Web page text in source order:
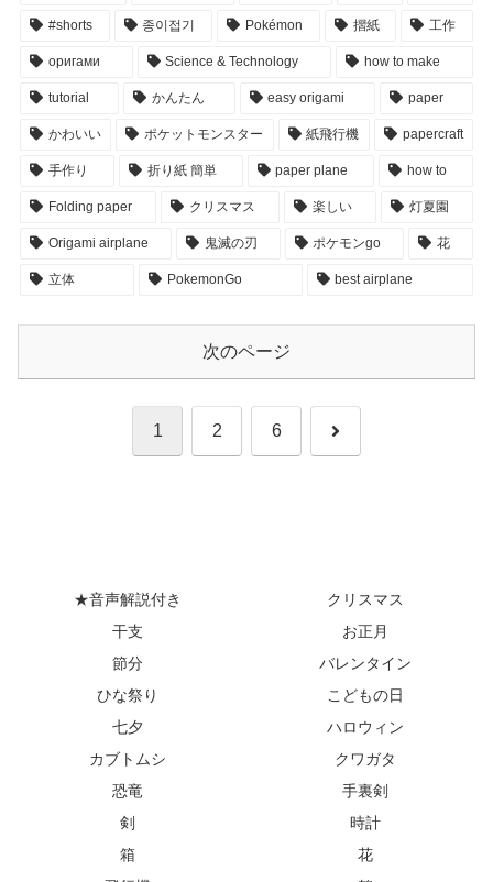
#shorts 종이접기 Pokémon 摺紙 工作
оригами Science & Technology how to make
tutorial かんたん easy origami paper
かわいい ポケットモンスター 紙飛行機 papercraft
手作り 折り紙 簡単 paper plane how to
Folding paper クリスマス 楽しい 灯夏園
Origami airplane 鬼滅の刃 ポケモンgo 花
立体 PokemonGo best airplane
次のページ
1 2 6 次
★音声解説付き
クリスマス
干支
お正月
節分
バレンタイン
ひな祭り
こどもの日
七夕
ハロウィン
カブトムシ
クワガタ
恐竜
手裏剣
剣
時計
箱
花